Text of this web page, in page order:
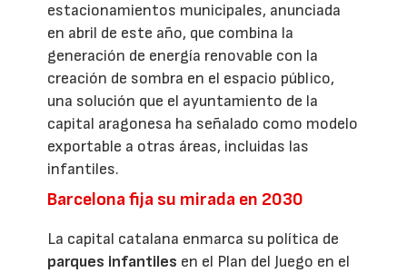
estacionamientos municipales, anunciada
en abril de este año, que combina la
generación de energía renovable con la
creación de sombra en el espacio público,
una solución que el ayuntamiento de la
capital aragonesa ha señalado como modelo
exportable a otras áreas, incluidas las
infantiles.
Barcelona fija su mirada en 2030
La capital catalana enmarca su política de
parques infantiles en el Plan del Juego en el